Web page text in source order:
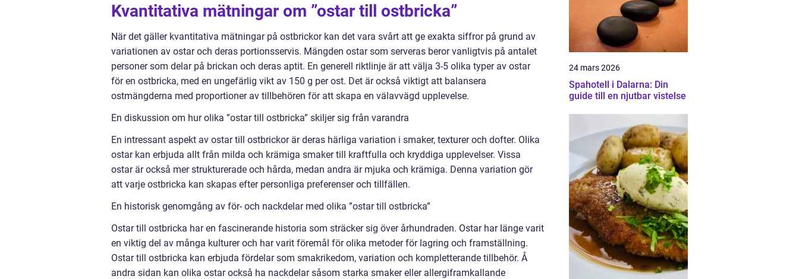
Kvantitativa mätningar om ”ostar till ostbricka”
När det gäller kvantitativa mätningar på ostbrickor kan det vara svårt att ge exakta siffror på grund av
variationen av ostar och deras portionsservis. Mängden ostar som serveras beror vanligtvis på antalet
personer som delar på brickan och deras aptit. En generell riktlinje är att välja 3-5 olika typer av ostar
för en ostbricka, med en ungefärlig vikt av 150 g per ost. Det är också viktigt att balansera
ostmängderna med proportioner av tillbehören för att skapa en välavvägd upplevelse.
En diskussion om hur olika ”ostar till ostbricka” skiljer sig från varandra
En intressant aspekt av ostar till ostbrickor är deras härliga variation i smaker, texturer och dofter. Olika
ostar kan erbjuda allt från milda och krämiga smaker till kraftfulla och kryddiga upplevelser. Vissa
ostar är också mer strukturerade och hårda, medan andra är mjuka och krämiga. Denna variation gör
att varje ostbricka kan skapas efter personliga preferenser och tillfällen.
En historisk genomgång av för- och nackdelar med olika ”ostar till ostbricka”
Ostar till ostbricka har en fascinerande historia som sträcker sig över århundraden. Ostar har länge varit
en viktig del av många kulturer och har varit föremål för olika metoder för lagring och framställning.
Ostar till ostbricka kan erbjuda fördelar som smakrikedom, variation och kompletterande tillbehör. Å
andra sidan kan olika ostar också ha nackdelar såsom starka smaker eller allergiframkallande
24 mars 2026
Spahotell i Dalarna: Din
guide till en njutbar vistelse